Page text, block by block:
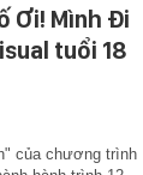
Ơi! Mình Đi
tuổi 18
của chương trình